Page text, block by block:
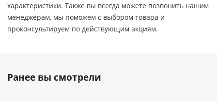
характеристики. Также вы всегда можете позвонить нашим
менеджерам, мы поможем с выбором товара и
проконсультируем по действующим акциям.
Ранее вы смотрели